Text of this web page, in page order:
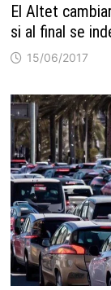
El Altet
si al final se
15/06/2017